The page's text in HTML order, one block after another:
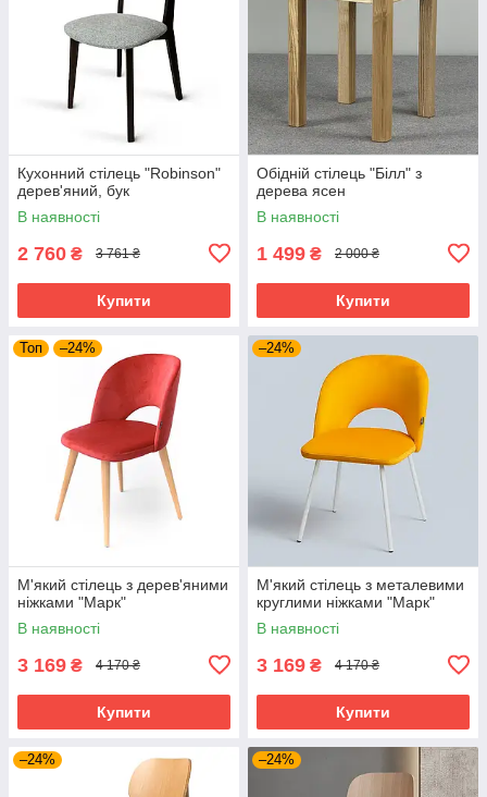
Кухонний стілець "Robinson"
дерев'яний, бук
В наявності
2 760 ₴ 3 761 ₴
Купити
Обідній стілець "Білл" з
дерева ясен
В наявності
1 499 ₴ 2 000 ₴
Купити
Топ –24%
М'який стілець з дерев'яними
ніжками "Марк"
В наявності
3 169 ₴ 4 170 ₴
Купити
–24%
М'який стілець з металевими
круглими ніжками "Марк"
В наявності
3 169 ₴ 4 170 ₴
Купити
–24% –24%